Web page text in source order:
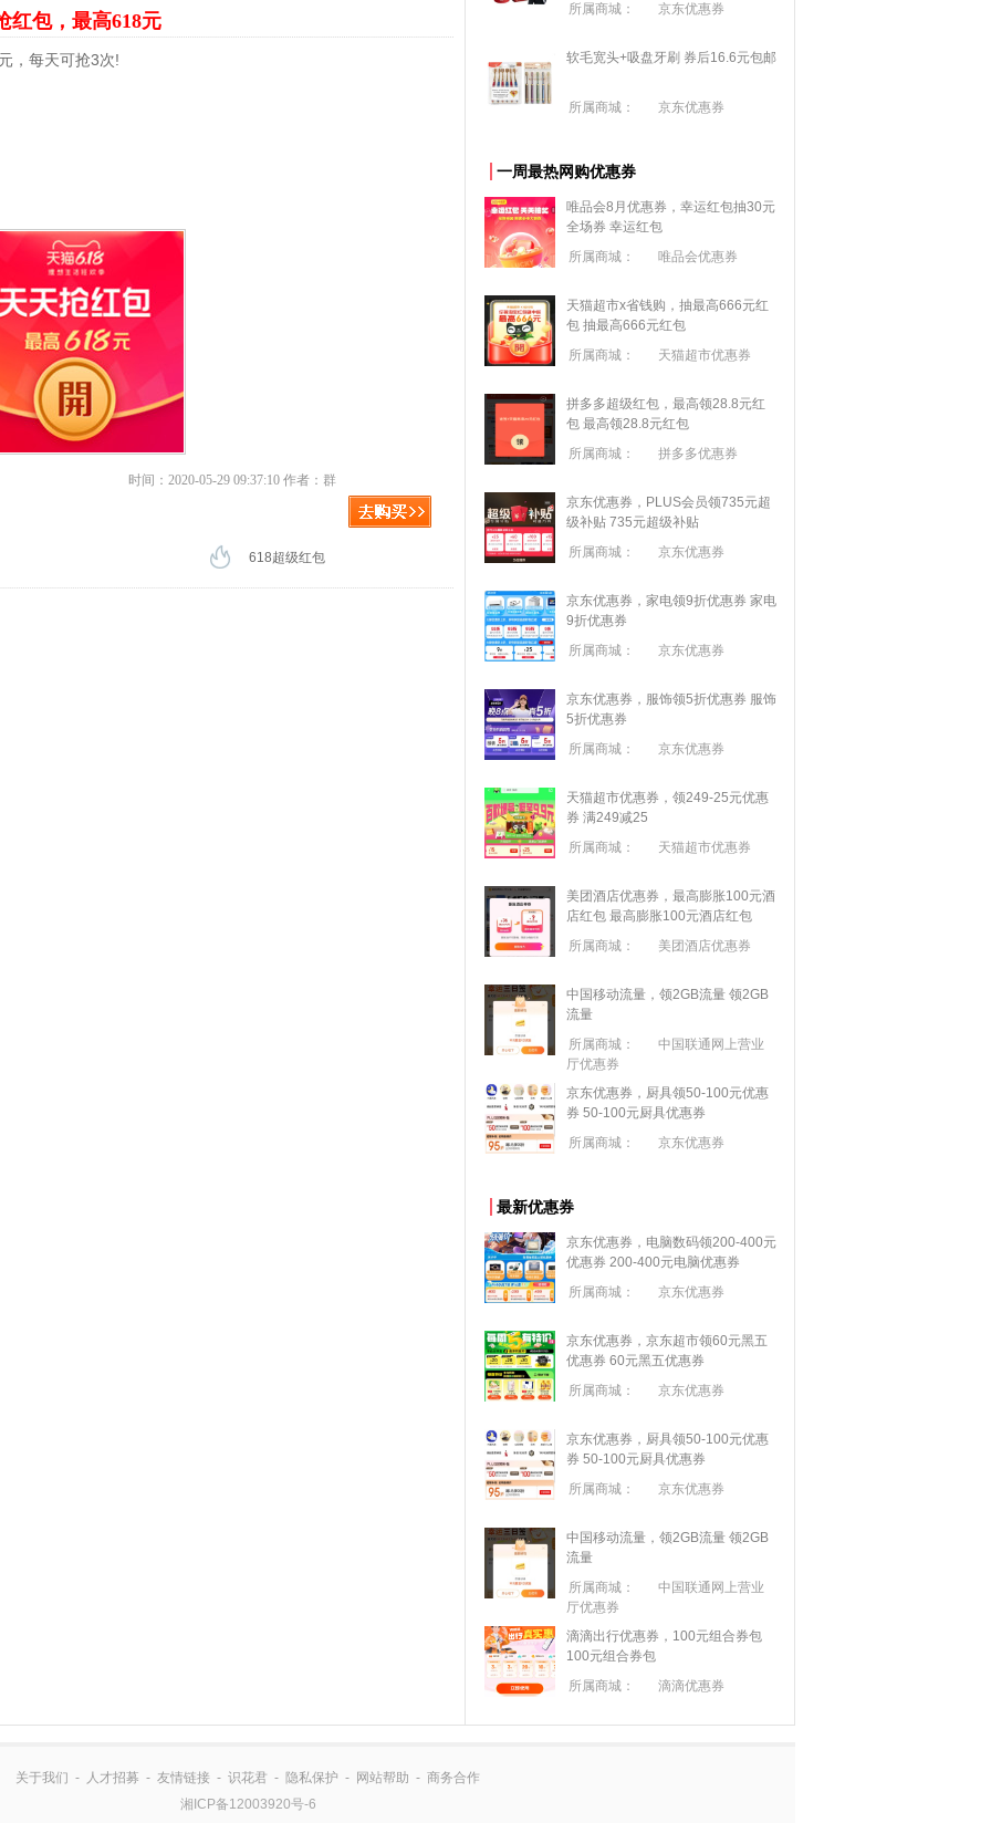
红包，最高618元
，每天可抢3次!
时间：2020-05-29 09:37:10 作者：群
618超级红包
所属商城： 京东优惠券
软毛宽头+吸盘牙刷 券后16.6元包邮
所属商城： 京东优惠券
一周最热网购优惠券
唯品会8月优惠券，幸运红包抽30元
全场券 幸运红包
所属商城：
唯品会优惠券
天猫超市x省钱购，抽最高666元红
包 抽最高666元红包
所属商城：
天猫超市优惠券
拼多多超级红包，最高领28.8元红
包 最高领28.8元红包
所属商城：
拼多多优惠券
京东优惠券，PLUS会员领735元超
级补贴 735元超级补贴
所属商城：
京东优惠券
京东优惠券，家电领9折优惠券 家电
9折优惠券
所属商城：
京东优惠券
京东优惠券，服饰领5折优惠券 服饰
5折优惠券
所属商城：
京东优惠券
天猫超市优惠券，领249-25元优惠
券 满249减25
所属商城：
天猫超市优惠券
美团酒店优惠券，最高膨胀100元酒
店红包 最高膨胀100元酒店红包
所属商城：
美团酒店优惠券
中国移动流量，领2GB流量 领2GB
流量
所属商城：
中国联通网上营业
厅优惠券
京东优惠券，厨具领50-100元优惠
券 50-100元厨具优惠券
所属商城：
京东优惠券
最新优惠券
京东优惠券，电脑数码领200-400元
优惠券 200-400元电脑优惠券
所属商城：
京东优惠券
京东优惠券，京东超市领60元黑五
优惠券 60元黑五优惠券
所属商城：
京东优惠券
京东优惠券，厨具领50-100元优惠
券 50-100元厨具优惠券
所属商城：
京东优惠券
中国移动流量，领2GB流量 领2GB
流量
所属商城：
中国联通网上营业
厅优惠券
滴滴出行优惠券，100元组合券包
100元组合券包
所属商城：
滴滴优惠券
关于我们 - 人才招募 - 友情链接 - 识花君 - 隐私保护 - 网站帮助 - 商务合作
湘ICP备12003920号-6